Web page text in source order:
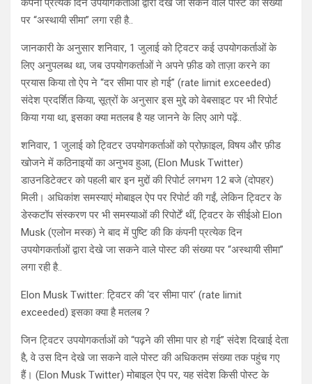
कंपनी प्रत्येक दिन उपयोगकर्ताओं द्वारा देखे जा सकने वाले पोस्ट की संख्या
पर “अस्थायी सीमा” लगा रही है..
जानकारी के अनुसार शनिवार, 1 जुलाई को ट्विटर कई उपयोगकर्ताओं के
लिए अनुपलब्ध था, जब उपयोगकर्ताओं ने अपने फ़ीड को ताज़ा करने का
प्रयास किया तो ऐप ने “दर सीमा पार हो गई” (rate limit exceeded)
संदेश प्रदर्शित किया, सूत्रों के अनुसार इस मुद्दे को वेबसाइट पर भी रिपोर्ट
किया गया था, इसका क्या मतलब है यह जानने के लिए आगे पढ़ें..
शनिवार, 1 जुलाई को ट्विटर उपयोगकर्ताओं को प्रोफ़ाइल, विषय और फ़ीड
खोजने में कठिनाइयों का अनुभव हुआ, (Elon Musk Twitter)
डाउनडिटेक्टर को पहली बार इन मुद्दों की रिपोर्ट लगभग 12 बजे (दोपहर)
मिली। अधिकांश समस्याएं मोबाइल ऐप पर रिपोर्ट की गईं, लेकिन ट्विटर के
डेस्कटॉप संस्करण पर भी समस्याओं की रिपोर्टें थीं, ट्विटर के सीईओ Elon
Musk (एलोन मस्क) ने बाद में पुष्टि की कि कंपनी प्रत्येक दिन
उपयोगकर्ताओं द्वारा देखे जा सकने वाले पोस्ट की संख्या पर “अस्थायी सीमा”
लगा रही है..
Elon Musk Twitter: ट्विटर की ‘दर सीमा पार’ (rate limit
exceeded) इसका क्या है मतलब ?
जिन ट्विटर उपयोगकर्ताओं को “पढ़ने की सीमा पार हो गई” संदेश दिखाई देता
है, वे उस दिन देखे जा सकने वाले पोस्ट की अधिकतम संख्या तक पहुंच गए
हैं। (Elon Musk Twitter) मोबाइल ऐप पर, यह संदेश किसी पोस्ट के